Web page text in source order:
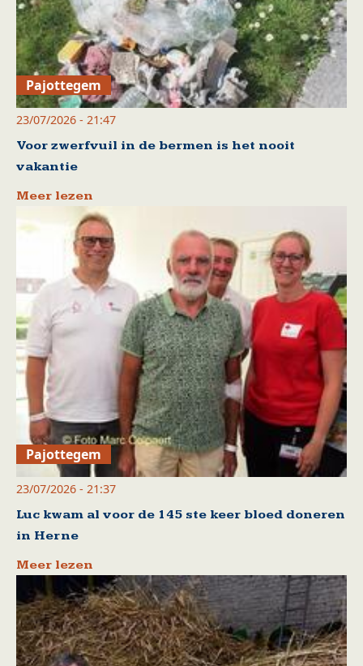
Pajottegem
23/07/2026 - 21:47
Voor zwerfvuil in de bermen is het nooit
vakantie
Meer lezen
Pajottegem
23/07/2026 - 21:37
Luc kwam al voor de 145 ste keer bloed doneren
in Herne
Meer lezen